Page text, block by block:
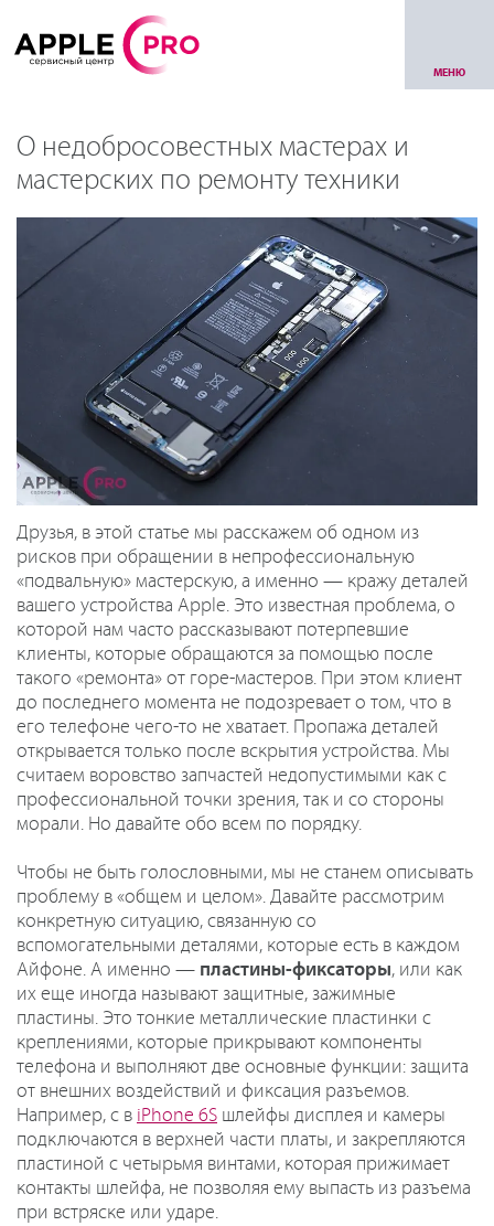
МЕНЮ
О недобросовестных мастерах и
мастерских по ремонту техники
Друзья, в этой статье мы расскажем об одном из
рисков при обращении в непрофессиональную
«подвальную» мастерскую, а именно — кражу деталей
вашего устройства Apple. Это известная проблема, о
которой нам часто рассказывают потерпевшие
клиенты, которые обращаются за помощью после
такого «ремонта» от горе-мастеров. При этом клиент
до последнего момента не подозревает о том, что в
его телефоне чего-то не хватает. Пропажа деталей
открывается только после вскрытия устройства. Мы
считаем воровство запчастей недопустимыми как с
профессиональной точки зрения, так и со стороны
морали. Но давайте обо всем по порядку.
Чтобы не быть голословными, мы не станем описывать
проблему в «общем и целом». Давайте рассмотрим
конкретную ситуацию, связанную со
вспомогательными деталями, которые есть в каждом
Айфоне. А именно — пластины-фиксаторы, или как
их еще иногда называют защитные, зажимные
пластины. Это тонкие металлические пластинки с
креплениями, которые прикрывают компоненты
телефона и выполняют две основные функции: защита
от внешних воздействий и фиксация разъемов.
Например, с в iPhone 6S шлейфы дисплея и камеры
подключаются в верхней части платы, и закрепляются
пластиной с четырьмя винтами, которая прижимает
контакты шлейфа, не позволяя ему выпасть из разъема
при встряске или ударе.